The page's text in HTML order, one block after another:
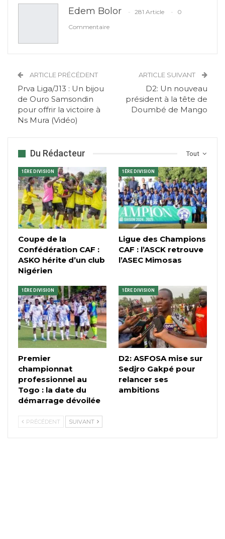
Edem Bolor 281 Article
0
Commentaire
ARTICLE PRÉCÉDENT
Prva Liga/J13 : Un bijou
de Ouro Samsondin
pour offrir la victoire à
Ns Mura (Vidéo)
ARTICLE SUIVANT
D2: Un nouveau
président à la tête de
Doumbé de Mango
Tout
Du Rédacteur
1ÈRE DIVISION
Coupe de la
Confédération CAF :
ASKO hérite d’un club
Nigérien
1ÈRE DIVISION
Ligue des Champions
CAF : l’ASCK retrouve
l’ASEC Mimosas
1ÈRE DIVISION
Premier
championnat
professionnel au
Togo : la date du
démarrage dévoilée
1ÈRE DIVISION
D2: ASFOSA mise sur
Sedjro Gakpé pour
relancer ses
ambitions
PRÉCÉDENT SUIVANT